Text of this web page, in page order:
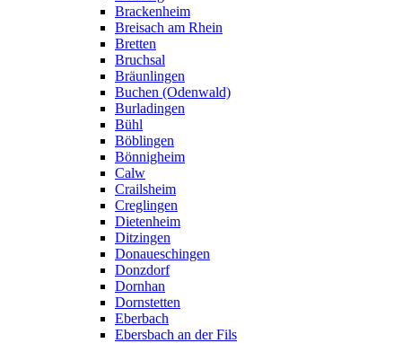
Brackenheim
Breisach am Rhein
Bretten
Bruchsal
Bräunlingen
Buchen (Odenwald)
Burladingen
Bühl
Böblingen
Bönnigheim
Calw
Crailsheim
Creglingen
Dietenheim
Ditzingen
Donaueschingen
Donzdorf
Dornhan
Dornstetten
Eberbach
Ebersbach an der Fils